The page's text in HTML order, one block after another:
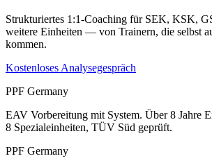
Strukturiertes 1:1-Coaching für SEK, KSK,
weitere Einheiten — von Trainern, die selbst
kommen.
Kostenloses Analysegespräch
PPF Germany
EAV Vorbereitung mit System. Über 8 Jahre
8 Spezialeinheiten, TÜV Süd geprüft.
PPF Germany